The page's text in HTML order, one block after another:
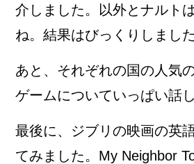
介しました。以外とナルト
ね。結果はびっくりしました
あと、それぞれの国の人気
ゲームについていっぱい話
最後に、ジブリの映画の英
てみました。My Neighbor